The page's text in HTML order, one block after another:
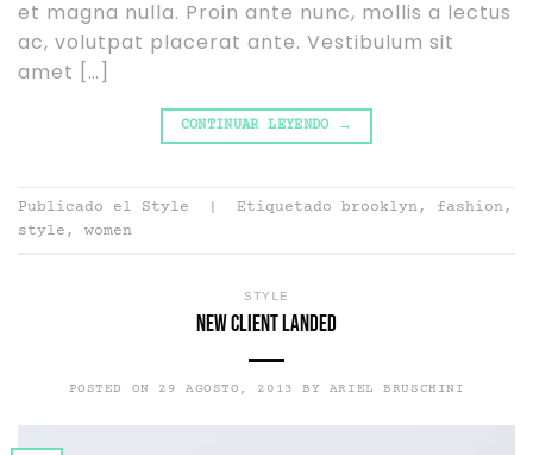
et magna nulla. Proin ante nunc, mollis a lectus
ac, volutpat placerat ante. Vestibulum sit
amet […]
CONTINUAR LEYENDO →
Publicado el Style Etiquetado brooklyn, fashion,
style , women
STYLE
New Client Landed
POSTED ON 29 AGOSTO, 2013 BY ARIEL BRUSCHINI